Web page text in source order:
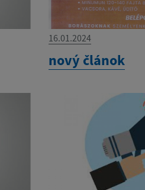
16.01.2024
nový článok